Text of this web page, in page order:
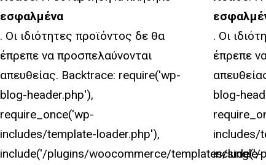
εσφαλμένα
. Οι ιδιότητες προϊόντος δε θα
έπρεπε να προσπελαύνονται
απευθείας. Backtrace: require('wp-
blog-header.php'),
require_once('wp-
includes/template-loader.php'),
include('/plugins/woocommerce/templates/single-
. Οι
έπρεπε
blog-
includes/
include('/